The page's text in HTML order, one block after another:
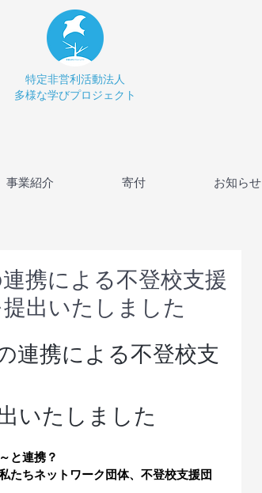
特定非営利活動法人
多様な学びプロジェクト
事業紹介 寄付 お知らせ
携による不登校支援
出いたしました
連携による不登校支
いたしました
と連携？
たちネットワーク団体、不登校支援団